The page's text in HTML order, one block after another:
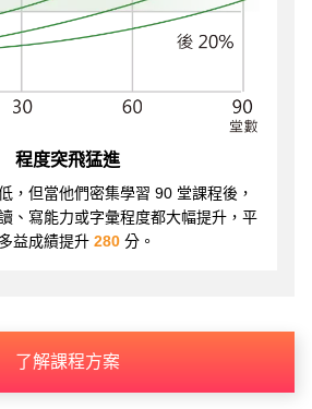
程度突飛猛進
，但當他們密集學習 90 堂課程後，
、寫能力或字彙程度都大幅提升，平
益成績提升 280 分。
了解課程方案